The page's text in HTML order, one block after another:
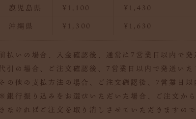
鹿児島県
¥1,100
¥1,430
沖縄県
¥1,300 ¥1,630
前払いの場合、入金確認後、通常は7営業日以内で発
代引の場合、ご注文確認後、7営業日以内で発送いた
その他の支払方法の場合、ご注文確認後、7営業日以
※銀行振り込みをお選びいただいた場合、ご注文か
きなければご注文を取り消しさせていただきますの